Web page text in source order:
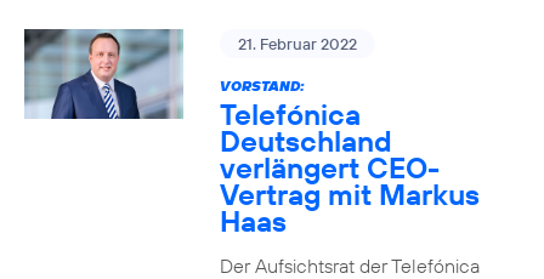
21. Februar 2022
VORSTAND:
Telefónica
Deutschland
verlängert CEO-
Vertrag mit Markus
Haas
Der Aufsichtsrat der Telefónica